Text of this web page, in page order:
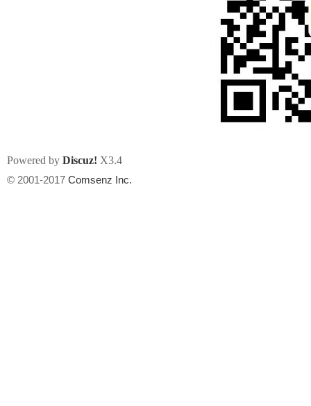
Powered by Discuz! X3.4
© 2001-2017 Comsenz Inc.